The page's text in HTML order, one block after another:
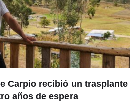
Carpio recibió un trasplante
años de espera